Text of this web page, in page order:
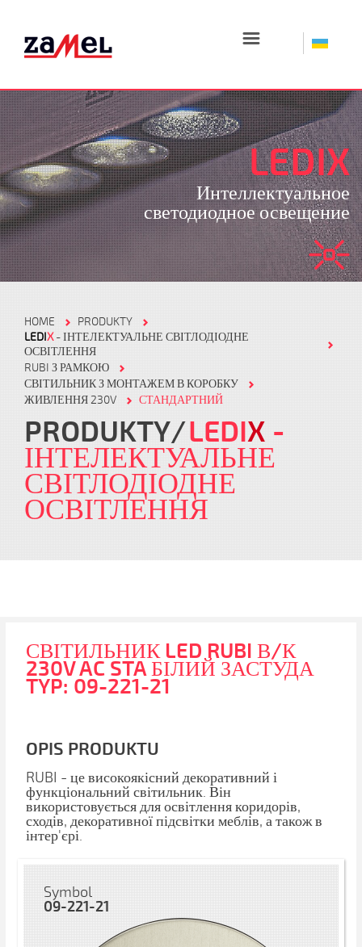
☰
LEDIX
Интеллектуальное
светодиодное освещение
HOME
PRODUKTY
LEDIX- ІНТЕЛЕКТУАЛЬНЕ СВІТЛОДІОДНЕ
ОСВІТЛЕННЯ
RUBI З РАМКОЮ
СВІТИЛЬНИК З МОНТАЖЕМ В КОРОБКУ
ЖИВЛЕННЯ 230V
СТАНДАРТНИЙ
PRODUKTY LEDIX -
ІНТЕЛЕКТУАЛЬНЕ
СВІТЛОДІОДНЕ
ОСВІТЛЕННЯ
СВІТИЛЬНИК LED RUBI В/К
230V AC STA БІЛИЙ ЗАСТУДА
TYP: 09-221-21
OPIS PRODUKTU
RUBI - це високоякісний декоративний і
функціональний світильник. Він
використовується для освітлення коридорів,
сходів, декоративної підсвітки меблів, а також в
інтер'єрі.
Symbol
09-221-21